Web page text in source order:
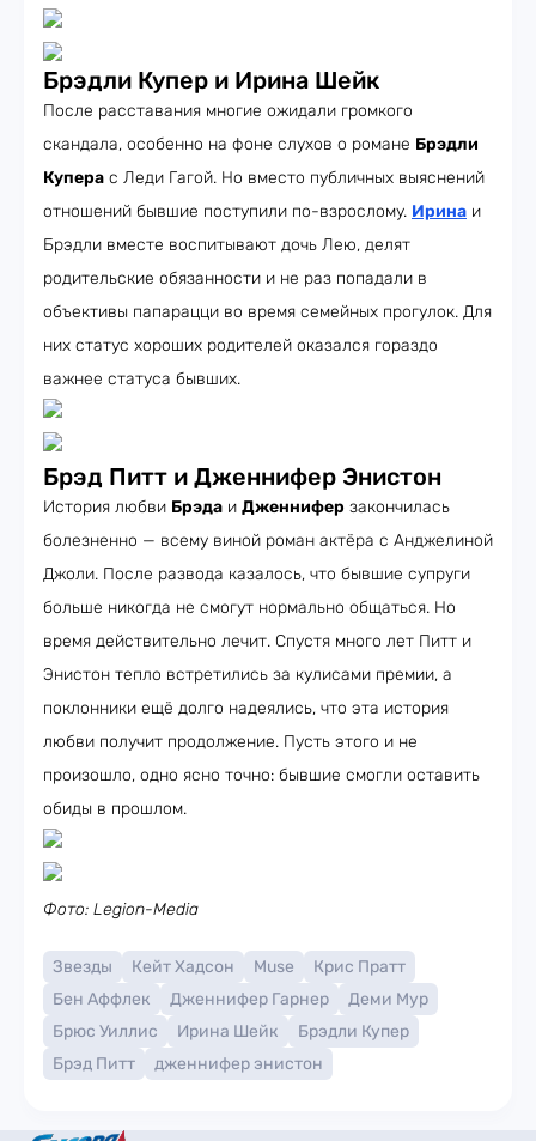
Брэдли Купер и Ирина Шейк
После расставания многие ожидали громкого
скандала, особенно на фоне слухов о романе Брэдли
Купера с Леди Гагой. Но вместо публичных выяснений
отношений бывшие поступили по-взрослому. Ирина и
Брэдли вместе воспитывают дочь Лею, делят
родительские обязанности и не раз попадали в
объективы папарацци во время семейных прогулок. Для
них статус хороших родителей оказался гораздо
важнее статуса бывших.
Брэд Питт и Дженнифер Энистон
История любви Брэда и Дженнифер закончилась
болезненно — всему виной роман актёра с Анджелиной
Джоли. После развода казалось, что бывшие супруги
больше никогда не смогут нормально общаться. Но
время действительно лечит. Спустя много лет Питт и
Энистон тепло встретились за кулисами премии, а
поклонники ещё долго надеялись, что эта история
любви получит продолжение. Пусть этого и не
произошло, одно ясно точно: бывшие смогли оставить
обиды в прошлом.
Фото: Legion-Media
Звезды Кейт Хадсон Muse
Крис Пратт
Бен Аффлек
Дженнифер Гарнер
Деми Мур
Брюс Уиллис
Ирина Шейк
Брэдли Купер
Брэд Питт
дженнифер энистон